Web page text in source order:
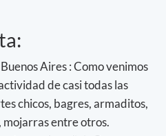
Aires : Como venimos
de casi todas las
chicos, bagres, armaditos,
mojarras entre otros.